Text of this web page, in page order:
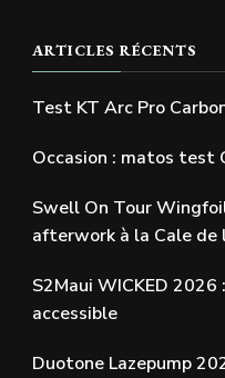
ARTICLES RÉCENTS
Test KT Arc Pro
Occasion : matos test
Swell On Tour
afterwork à la Cale de
S2Maui WICKED
accessible
Duotone Lazepump